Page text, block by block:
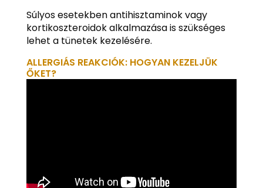
Súlyos esetekben antihisztaminok vagy
kortikoszteroidok alkalmazása is szükséges
lehet a tünetek kezelésére.
ALLERGIÁS REAKCIÓK: HOGYAN KEZELJÜK
ŐKET?